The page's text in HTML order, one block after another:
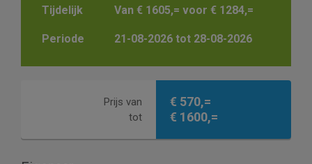
Tijdelijk
Van € 1605,= voor € 1284,=
Periode 21-08-2026 tot 28-08-2026
Prijs van
tot
€ 570,=
€ 1600,=